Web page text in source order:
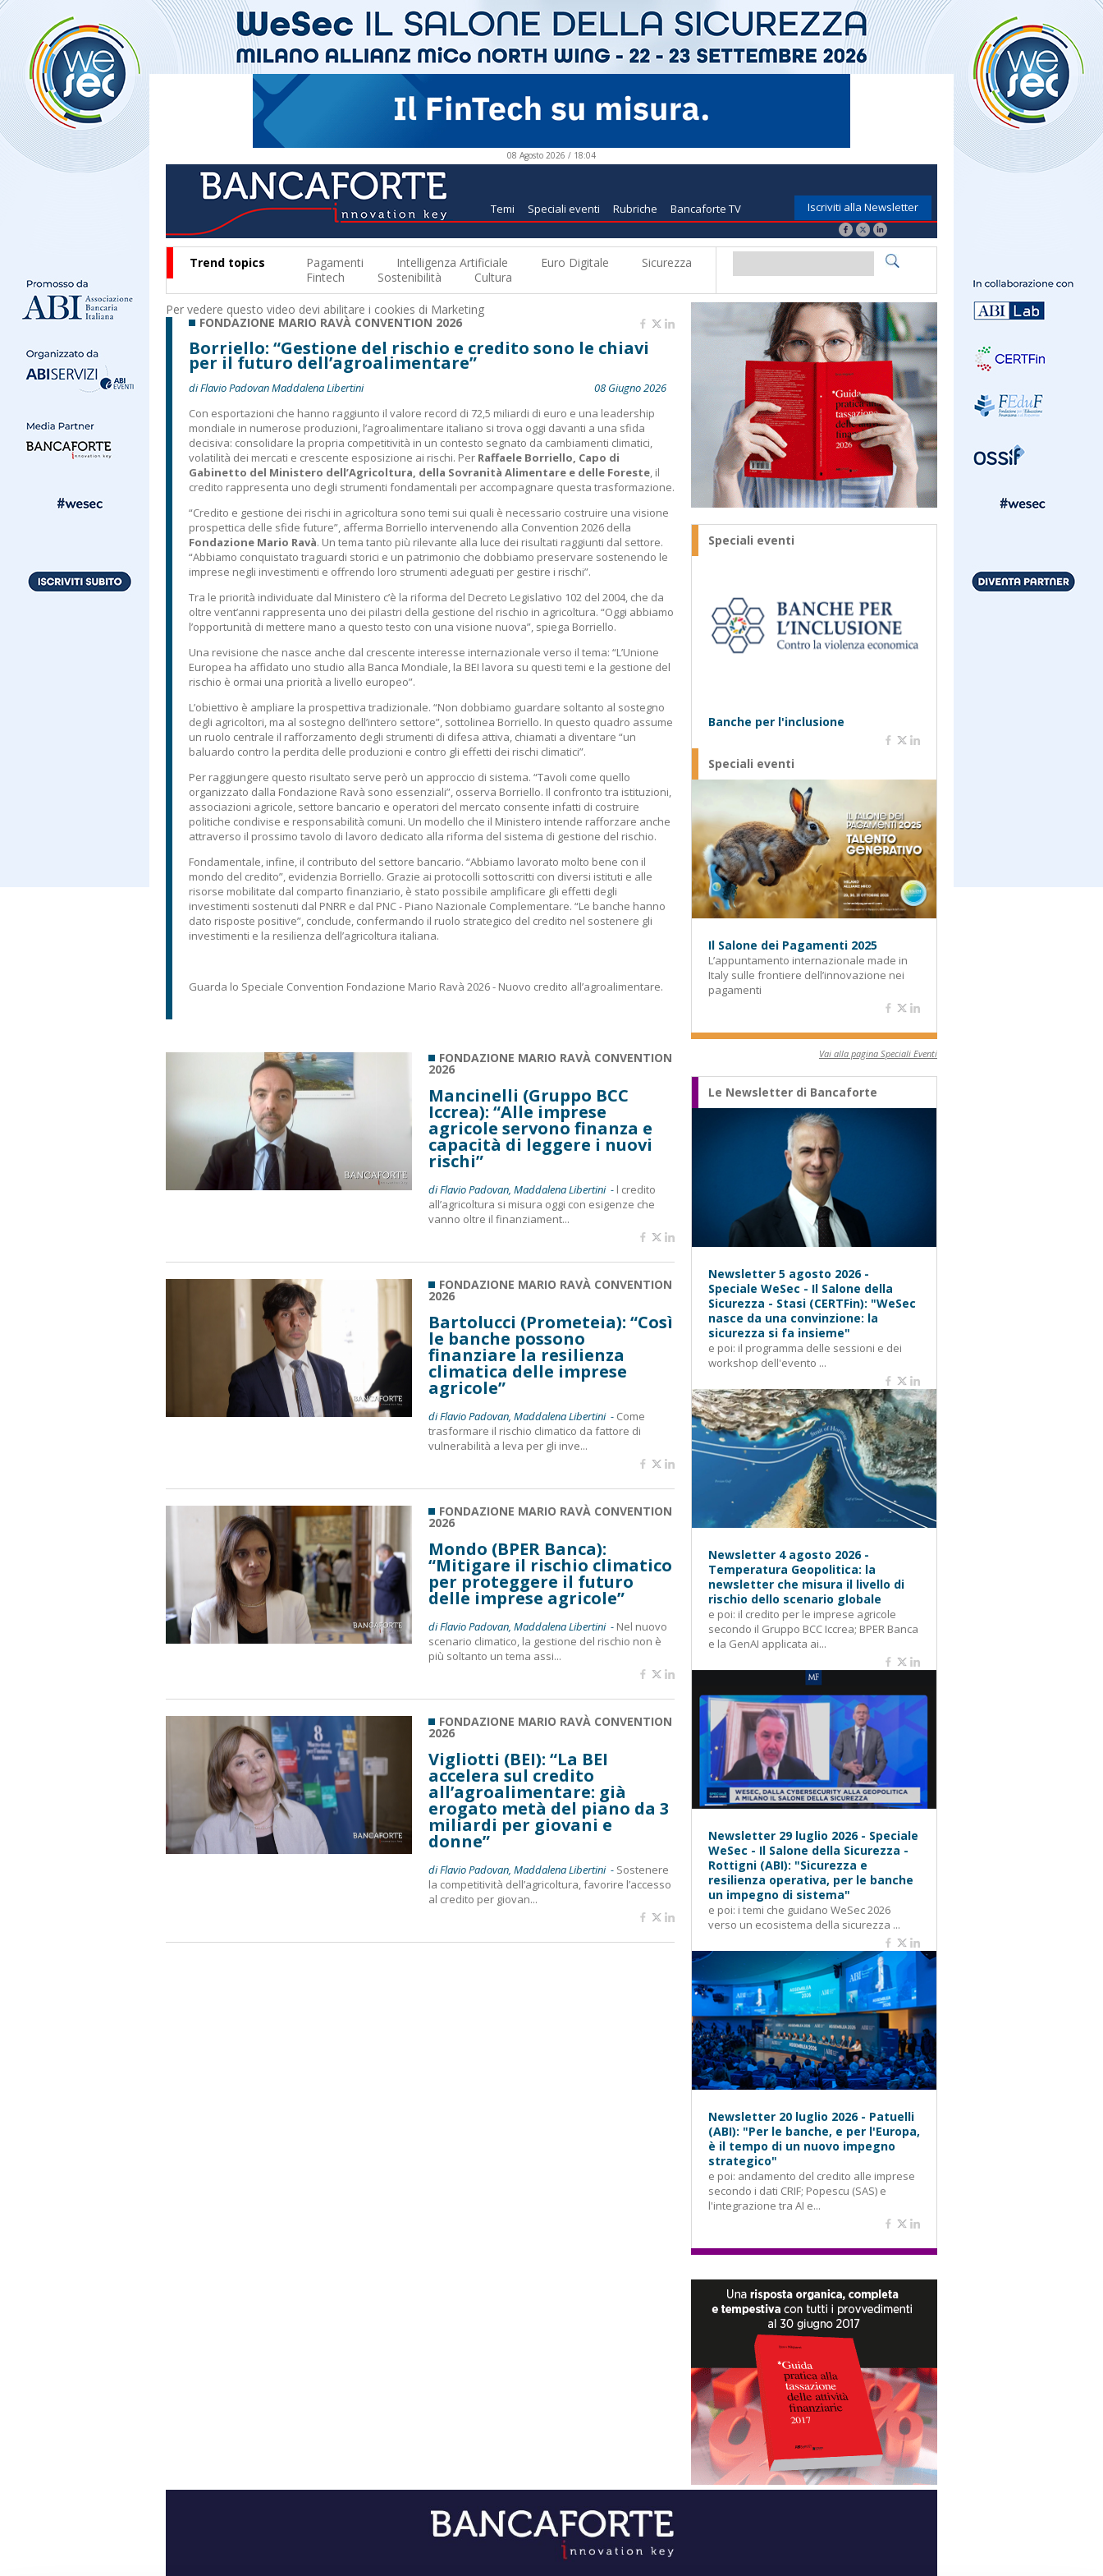
08 Agosto 2026 / 18:04
Temi Speciali eventi Rubriche Bancaforte TV Iscriviti alla Newsletter
Trend topics Pagamenti Intelligenza Artificiale Euro Digitale
Sicurezza
Fintech
Sostenibilità Cultura
Per vedere questo video devi abilitare i cookies di Marketing
FONDAZIONE MARIO RAVÀ CONVENTION 2026
Borriello: “Gestione del rischio e credito sono le chiavi
per il futuro dell’agroalimentare”
di Flavio Padovan Maddalena Libertini
08 Giugno 2026
Con esportazioni che hanno raggiunto il valore record di 72,5 miliardi di euro e una leadership
mondiale in numerose produzioni, l’agroalimentare italiano si trova oggi davanti a una sfida
decisiva: consolidare la propria competitività in un contesto segnato da cambiamenti climatici,
volatilità dei mercati e crescente esposizione ai rischi. Per Raffaele Borriello, Capo di
Gabinetto del Ministero dell’Agricoltura, della Sovranità Alimentare e delle Foreste, il
credito rappresenta uno degli strumenti fondamentali per accompagnare questa trasformazione.
“Credito e gestione dei rischi in agricoltura sono temi sui quali è necessario costruire una visione
prospettica delle sfide future”, afferma Borriello intervenendo alla Convention 2026 della
Fondazione Mario Ravà. Un tema tanto più rilevante alla luce dei risultati raggiunti dal settore.
“Abbiamo conquistato traguardi storici e un patrimonio che dobbiamo preservare sostenendo le
imprese negli investimenti e offrendo loro strumenti adeguati per gestire i rischi”.
Tra le priorità individuate dal Ministero c’è la riforma del Decreto Legislativo 102 del 2004, che da
oltre vent’anni rappresenta uno dei pilastri della gestione del rischio in agricoltura. “Oggi abbiamo
l’opportunità di mettere mano a questo testo con una visione nuova”, spiega Borriello.
Una revisione che nasce anche dal crescente interesse internazionale verso il tema: “L’Unione
Europea ha affidato uno studio alla Banca Mondiale, la BEI lavora su questi temi e la gestione del
rischio è ormai una priorità a livello europeo”.
L’obiettivo è ampliare la prospettiva tradizionale. “Non dobbiamo guardare soltanto al sostegno
degli agricoltori, ma al sostegno dell’intero settore”, sottolinea Borriello. In questo quadro assume
un ruolo centrale il rafforzamento degli strumenti di difesa attiva, chiamati a diventare “un
baluardo contro la perdita delle produzioni e contro gli effetti dei rischi climatici”.
Per raggiungere questo risultato serve però un approccio di sistema. “Tavoli come quello
organizzato dalla Fondazione Ravà sono essenziali”, osserva Borriello. Il confronto tra istituzioni,
associazioni agricole, settore bancario e operatori del mercato consente infatti di costruire
politiche condivise e responsabilità comuni. Un modello che il Ministero intende rafforzare anche
attraverso il prossimo tavolo di lavoro dedicato alla riforma del sistema di gestione del rischio.
Fondamentale, infine, il contributo del settore bancario. “Abbiamo lavorato molto bene con il
mondo del credito”, evidenzia Borriello. Grazie ai protocolli sottoscritti con diversi istituti e alle
risorse mobilitate dal comparto finanziario, è stato possibile amplificare gli effetti degli
investimenti sostenuti dal PNRR e dal PNC - Piano Nazionale Complementare. “Le banche hanno
dato risposte positive”, conclude, confermando il ruolo strategico del credito nel sostenere gli
investimenti e la resilienza dell’agricoltura italiana.
Guarda lo Speciale Convention Fondazione Mario Ravà 2026 - Nuovo credito all’agroalimentare.
FONDAZIONE MARIO RAVÀ CONVENTION
2026
Mancinelli (Gruppo BCC
Iccrea): “Alle imprese
agricole servono finanza e
capacità di leggere i nuovi
rischi”
di Flavio Padovan, Maddalena Libertini - l credito
all’agricoltura si misura oggi con esigenze che
vanno oltre il finanziament...
FONDAZIONE MARIO RAVÀ CONVENTION
2026
Bartolucci (Prometeia): “Così
le banche possono
finanziare la resilienza
climatica delle imprese
agricole”
di Flavio Padovan, Maddalena Libertini - Come
trasformare il rischio climatico da fattore di
vulnerabilità a leva per gli inve...
FONDAZIONE MARIO RAVÀ CONVENTION
2026
Mondo (BPER Banca):
“Mitigare il rischio climatico
per proteggere il futuro
delle imprese agricole”
di Flavio Padovan, Maddalena Libertini - Nel nuovo
scenario climatico, la gestione del rischio non è
più soltanto un tema assi...
FONDAZIONE MARIO RAVÀ CONVENTION
2026
Vigliotti (BEI): “La BEI
accelera sul credito
all’agroalimentare: già
erogato metà del piano da 3
miliardi per giovani e
donne”
di Flavio Padovan, Maddalena Libertini - Sostenere
la competitività dell’agricoltura, favorire l’accesso
al credito per giovan...
Speciali eventi
Banche per l'inclusione
Speciali eventi
Il Salone dei Pagamenti 2025
L’appuntamento internazionale made in
Italy sulle frontiere dell’innovazione nei
pagamenti
Vai alla pagina Speciali Eventi
Le Newsletter di Bancaforte
Newsletter 5 agosto 2026 -
Speciale WeSec - Il Salone della
Sicurezza - Stasi (CERTFin): "WeSec
nasce da una convinzione: la
sicurezza si fa insieme"
e poi: il programma delle sessioni e dei
workshop dell'evento ...
Newsletter 4 agosto 2026 -
Temperatura Geopolitica: la
newsletter che misura il livello di
rischio dello scenario globale
e poi: il credito per le imprese agricole
secondo il Gruppo BCC Iccrea; BPER Banca
e la GenAI applicata ai...
Newsletter 29 luglio 2026 - Speciale
WeSec - Il Salone della Sicurezza -
Rottigni (ABI): "Sicurezza e
resilienza operativa, per le banche
un impegno di sistema"
e poi: i temi che guidano WeSec 2026
verso un ecosistema della sicurezza ...
Newsletter 20 luglio 2026 - Patuelli
(ABI): "Per le banche, e per l'Europa,
è il tempo di un nuovo impegno
strategico"
e poi: andamento del credito alle imprese
secondo i dati CRIF; Popescu (SAS) e
l'integrazione tra AI e...